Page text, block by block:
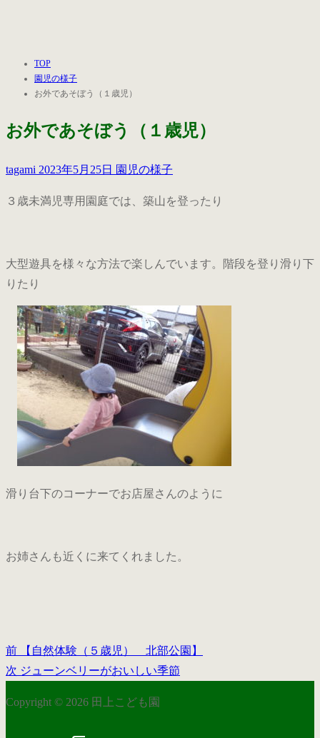
TOP
園児の様子
お外であそぼう（１歳児）
お外であそぼう（１歳児）
tagami 2023年5月25日 園児の様子
３歳未満児専用園庭では、築山を登ったり
大型遊具を様々な方法で楽しんでいます。階段を登り滑り下
りたり
滑り台下のコーナーでお店屋さんのように
お姉さんも近くに来てくれました。
投
稿
前
前
の
稿:
【自然体験（５歳児） 北部公園】
次 次
投
ジューンベリーがおいしい季節
Copyright © 2026 田上こども園